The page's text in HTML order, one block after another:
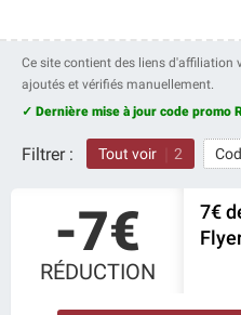
Ce site contient des liens d'affiliation
ajoutés et vérifiés manuellement.
✓ Dernière mise à jour code promo
Filtrer : Tout voir 2
-7€
RÉDUCTION
7€